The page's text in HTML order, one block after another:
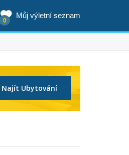
Můj výletní seznam
0
Najít Ubytování